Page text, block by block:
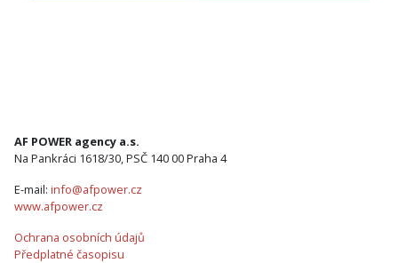
AF POWER agency a.s.
Na Pankráci 1618/30, PSČ 140 00 Praha 4
E-mail: info@afpower.cz
www.afpower.cz
Ochrana osobních údajů
Předplatné časopisu